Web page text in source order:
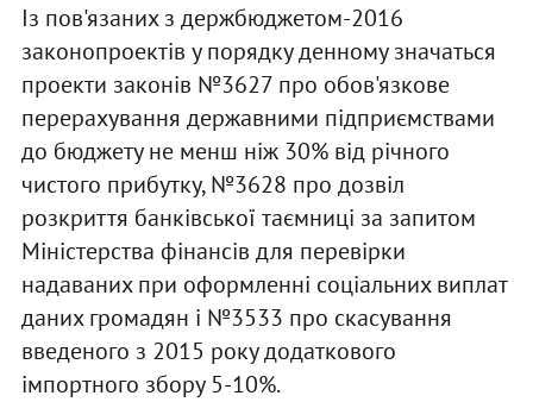
Із пов'язаних з держбюджетом-2016
законопроектів у порядку денному значаться
проекти законів №3627 про обов'язкове
перерахування державними підприємствами
до бюджету не менш ніж 30% від річного
чистого прибутку, №3628 про дозвіл
розкриття банківської таємниці за запитом
Міністерства фінансів для перевірки
надаваних при оформленні соціальних виплат
даних громадян і №3533 про скасування
введеного з 2015 року додаткового
імпортного збору 5-10%.